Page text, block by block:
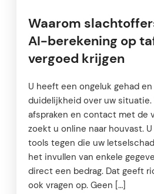
Waarom
AI-berekening op
vergoed krijgen
U heeft een ongeluk gehad
duidelijkheid over uw situatie.
afspraken en contact met de
zoekt u online naar houvast.
tools tegen die uw
het invullen van enkele
direct een bedrag. Dat geeft
ook vragen op. Geen […]